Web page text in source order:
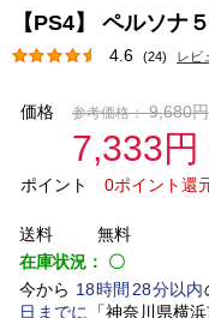
【PS4】 ペルソナ
4.6 (24) レビ
価格 参考価格： 9,680
7,333円
ポイント
0ポイント還
送料
無料
在庫状況： 〇
今から 18時間 28分以内
日 までに 「神奈川県横